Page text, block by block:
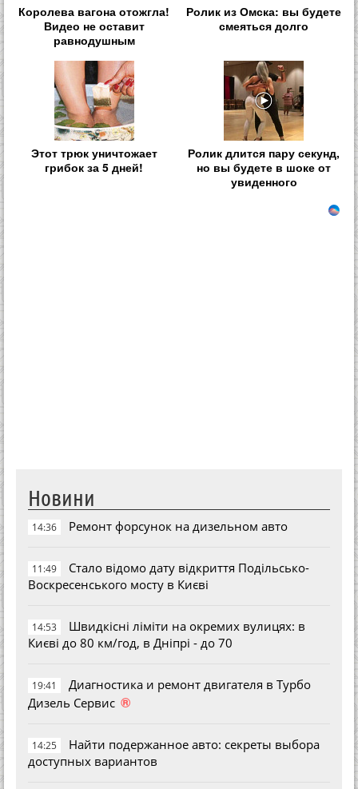
Королева вагона отожгла!
Видео не оставит
равнодушным
Ролик из Омска: вы будете
смеяться долго
Этот трюк уничтожает
грибок за 5 дней!
Ролик длится пару секунд,
но вы будете в шоке от
увиденного
Новини
14:36 Ремонт форсунок на дизельном авто
11:49
Стало відомо дату відкриття Подільсько-
Воскресенського мосту в Києві
14:53
Швидкісні ліміти на окремих вулицях: в
Києві до 80 км/год, в Дніпрі - до 70
19:41
Диагностика и ремонт двигателя в Турбо
Дизель Сервис ®
14:25
Найти подержанное авто: секреты выбора
доступных вариантов